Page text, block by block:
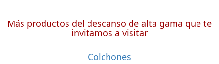
Más productos del descanso de alta gama que te
invitamos a visitar
Colchones